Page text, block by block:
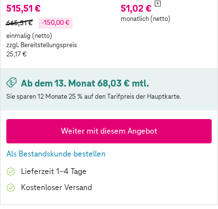
515,51 €
665,51 €
-150,00 €
einmalig (netto)
zzgl. Bereitstellungspreis
25,17 €
51,02 € *
monatlich (netto)
Ab dem 13. Monat 68,03 € mtl.
Sie sparen 12 Monate 25 % auf den Tarifpreis der Hauptkarte.
Weiter mit diesem Angebot
Als Bestandskunde bestellen
Lieferzeit 1-4 Tage
Kostenloser Versand